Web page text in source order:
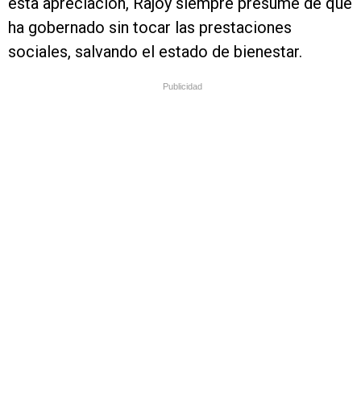
ha gobernado sin tocar las prestaciones
sociales, salvando el estado de bienestar.
Publicidad